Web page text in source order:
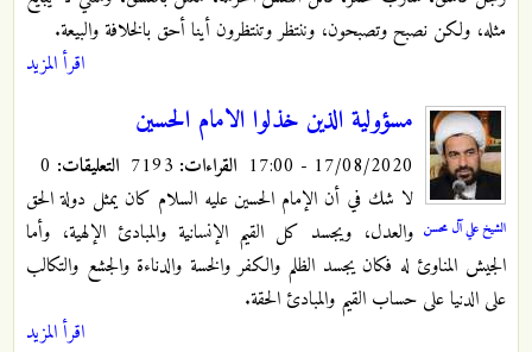
مثله، ولكن نصبح وتصبحون، وننتظر وتنتظرون أينا أحق بالخلافة والبيعة.
اقرأ المزيد
الشيخ علي آل محسن
مسؤولية الذين خذلوا الامام الحسين
17/08/2020 - 17:00 القراءات: التعليقات:
لا شك في أن الإمام الحسين عليه السلام كان يمثل دولة الحق
والعدل، ويجسد كل القيم الإنسانية والمبادئ الإلهية، وأما
الجيش المناوئ له فكان يجسد الظلم والكفر والخسة والدناءة والجشع والتكالب
على الدنيا على حساب القيم والمبادئ الحقة.
اقرأ المزيد